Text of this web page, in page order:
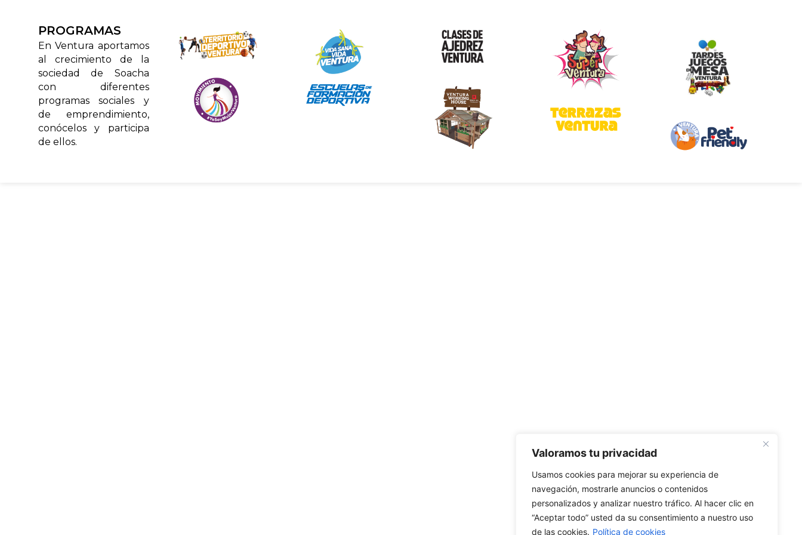
Valoramos tu privacidad
Usamos cookies para mejorar su experiencia de
navegación, mostrarle anuncios o contenidos
personalizados y analizar nuestro tráfico. Al hacer clic en
“Aceptar todo” usted da su consentimiento a nuestro uso
de las cookies. Política de cookies
PROGRAMAS
En Ventura aportamos
al crecimiento de la
sociedad de Soacha
con diferentes
programas sociales y
de emprendimiento,
conócelos y participa
de ellos.